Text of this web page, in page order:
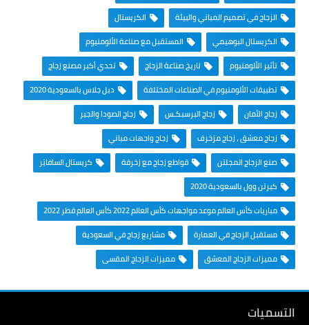
الزجاج في تصميم المباني والبيئة
الكريستال
الكريستال البوهيمي
المستقبل مع صناعة الألومنيوم
تأثير الألومنيوم
تاريخ صناعة الزجاج
تحدي أكبر مصنع زجاج
تطبيقات الألومنيوم في الصناعات المختلفة
دبل جلاس بالسعودية 2020
زجاج الأمان
زجاج البرسبكـس
زجاج الصودا والجير
زجاج معشق ، زجاج مزخرف
زجاج واجهات مباني
صنع الزجاج المجلتن
قواطع زجاج مع زخرفة
كريستال السافايَر
كيرتن وول بالسعودية 2020
مباريات كأس العالم موعد مواجهات كأس العالم 2022 كأس العالم قطر 2022
مستقبل الزجاج في العمارة
مشاريع زجاج في السعودية
مميزات الزجاج المعشق
مميزات الزجاج المقسى
التسميات